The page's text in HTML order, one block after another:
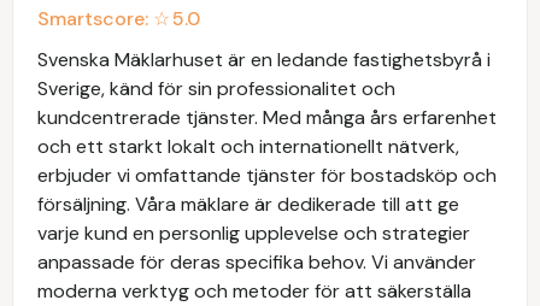
Smartscore: ☆5.0
Svenska Mäklarhuset är en ledande fastighetsbyrå i
Sverige, känd för sin professionalitet och
kundcentrerade tjänster. Med många års erfarenhet
och ett starkt lokalt och internationellt nätverk,
erbjuder vi omfattande tjänster för bostadsköp och
försäljning. Våra mäklare är dedikerade till att ge
varje kund en personlig upplevelse och strategier
anpassade för deras specifika behov. Vi använder
moderna verktyg och metoder för att säkerställa